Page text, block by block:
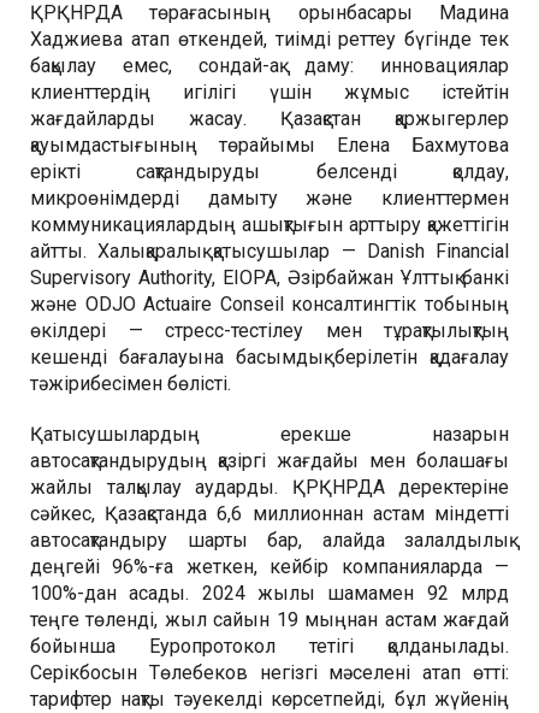
ҚРҚНРДА төрағасының орынбасары Мадина
Хаджиева атап өткендей, тиімді реттеу бүгінде тек
бақылау емес, сондай-ақ даму: инновациялар
клиенттердің игілігі үшін жұмыс істейтін
жағдайларды жасау. Қазақстан қаржыгерлер
қауымдастығының төрайымы Елена Бахмутова
ерікті сақтандыруды белсенді қолдау,
микроөнімдерді дамыту және клиенттермен
коммуникациялардың ашықтығын арттыру қажеттігін
айтты. Халықаралық қатысушылар — Danish Financial
Supervisory Authority, EIOPA, Әзірбайжан Ұлттық банкі
және ODJO Actuaire Conseil консалтингтік тобының
өкілдері — стресс-тестілеу мен тұрақтылықтың
кешенді бағалауына басымдық берілетін қадағалау
тәжірибесімен бөлісті.
Қатысушылардың ерекше назарын
автоcақтандырудың қазіргі жағдайы мен болашағы
жайлы талқылау аударды. ҚРҚНРДА деректеріне
сәйкес, Қазақстанда 6,6 миллионнан астам міндетті
автосақтандыру шарты бар, алайда залалдылық
деңгейі 96%-ға жеткен, кейбір компанияларда —
100%-дан асады. 2024 жылы шамамен 92 млрд
теңге төленді, жыл сайын 19 мыңнан астам жағдай
бойынша Еуропротокол тетігі қолданылады.
Серікбосын Төлебеков негізгі мәселені атап өтті:
тарифтер нақты тәуекелді көрсетпейді, бұл жүйенің